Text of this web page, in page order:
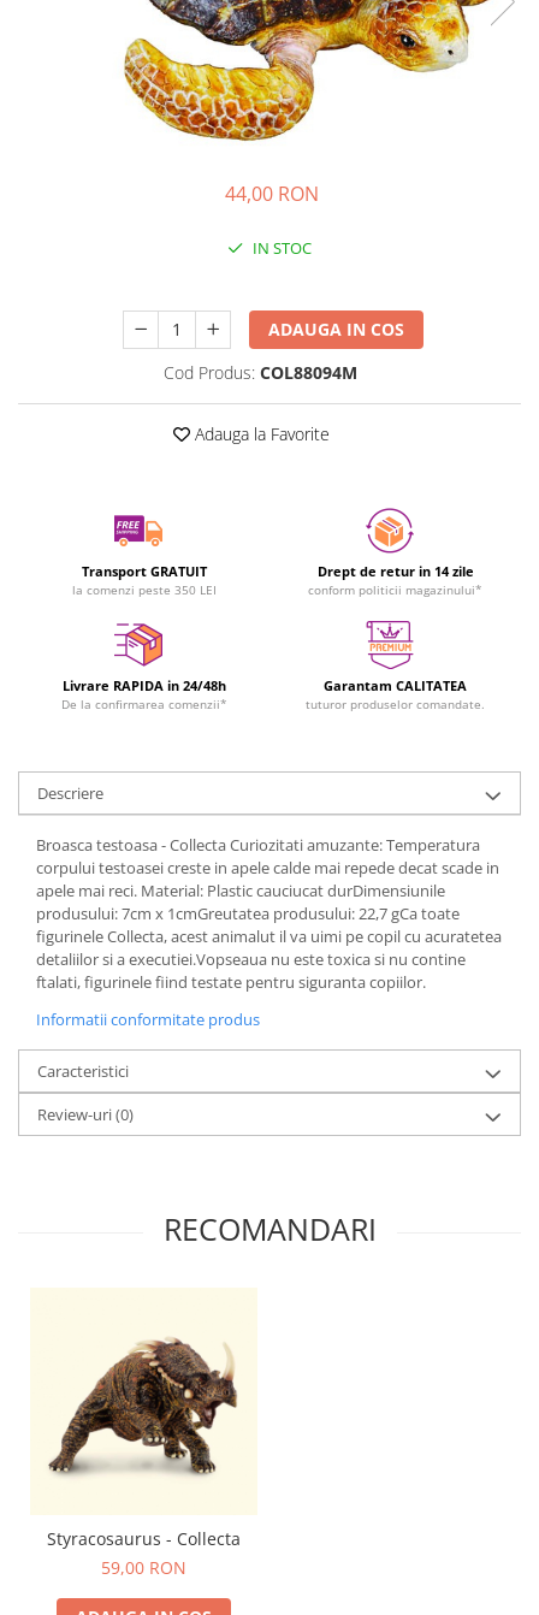
Jucarii dentitie
Jucarii Senzoriale
Teatru de papusi
Tempera și acuarele
44,00 RON
IN STOC
ADAUGA IN COS
Cod Produs: COL88094M
Adauga la Favorite
Transport GRATUIT
la comenzi peste 350 LEI
Drept de retur in 14 zile
conform politicii magazinului*
Livrare RAPIDA in 24/48h
De la confirmarea comenzii*
Garantam CALITATEA
tuturor produselor comandate.
Descriere
Broasca testoasa - Collecta Curiozitati amuzante: Temperatura
corpului testoasei creste in apele calde mai repede decat scade in
apele mai reci. Material: Plastic cauciucat durDimensiunile
produsului: 7cm x 1cmGreutatea produsului: 22,7 gCa toate
figurinele Collecta, acest animalut il va uimi pe copil cu acuratetea
detaliilor si a executiei.Vopseaua nu este toxica si nu contine
ftalati, figurinele fiind testate pentru siguranta copiilor.
Informatii conformitate produs
Caracteristici
Review-uri(0)
RECOMANDARI
Styracosaurus - Collecta
59,00 RON